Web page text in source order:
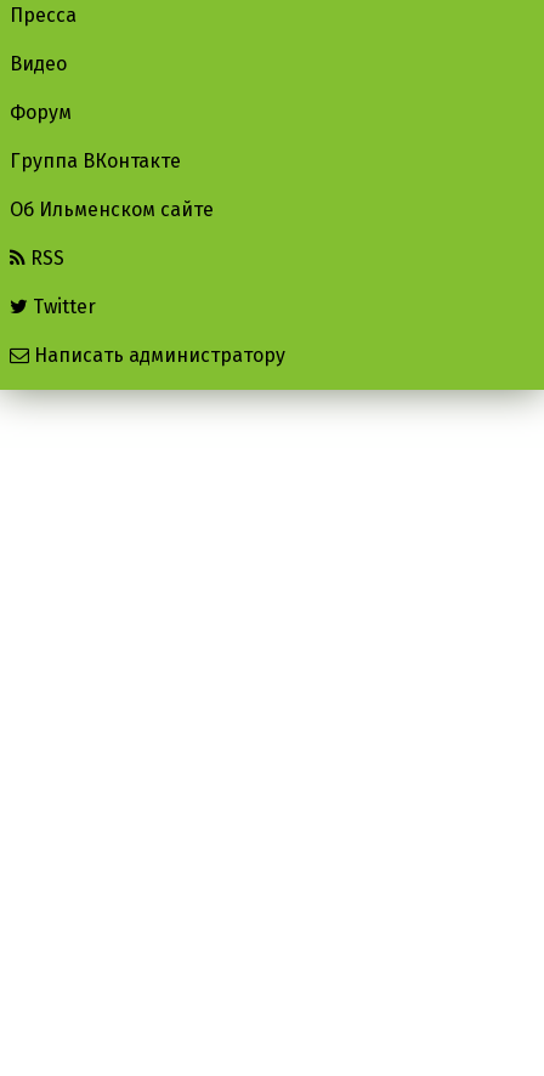
Пресса
Видео
Форум
Группа ВКонтакте
Об Ильменском сайте
RSS
Twitter
Написать администратору